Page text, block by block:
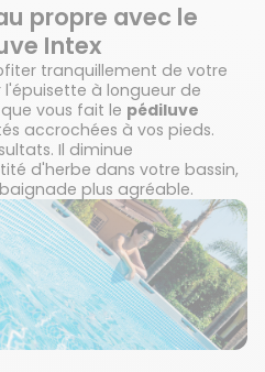
propre avec le
Intex
tranquillement de votre
à longueur de
vous fait le pédiluve
accrochées à vos pieds.
Il diminue
d'herbe dans votre bassin,
plus agréable.